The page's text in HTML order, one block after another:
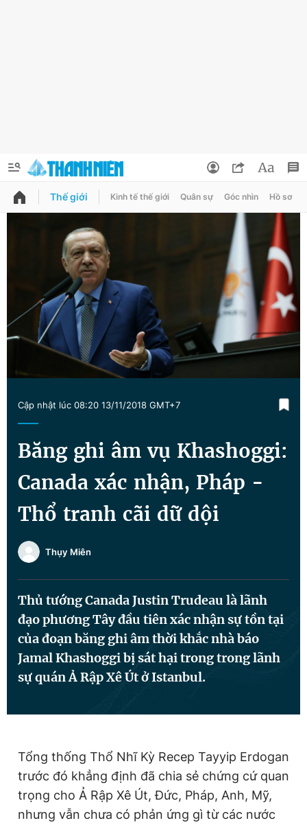
QUẢNG CÁO
Chuyên mục
Chuyên mục khác
Chào ngày mới Tin 24h
Tin thị trường
Video Magazine
Sản phẩm khác
Tiện ích Bạn cần biết
Thông tin tòa soạn
Đọc Thanh Niên trên điện thoại
0906 645 777 0908 780 404
Thông tin tài khoản
Đổi mật khẩu
Tin đã lưu
Tin đã xem
Thế giới Kinh tế thế giới Quân sự Góc nhìn Hồ sơ
Cập nhật lúc 08:20 13/11/2018 GMT+7
Băng ghi âm vụ Khashoggi:
Canada xác nhận, Pháp -
Thổ tranh cãi dữ dội
Thụy Miên
Thủ tướng Canada Justin Trudeau là lãnh
đạo phương Tây đầu tiên xác nhận sự tồn tại
của đoạn băng ghi âm thời khắc nhà báo
Jamal Khashoggi bị sát hại trong trong lãnh
sự quán Ả Rập Xê Út ở Istanbul.
Tổng thống Thổ Nhĩ Kỳ Recep Tayyip Erdogan
trước đó khẳng định đã chia sẻ chứng cứ quan
trọng cho Ả Rập Xê Út, Đức, Pháp, Anh, Mỹ,
nhưng vẫn chưa có phản ứng gì từ các nước